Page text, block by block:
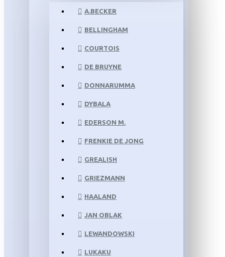
A.BECKER
BELLINGHAM
COURTOIS
DE BRUYNE
DONNARUMMA
DYBALA
EDERSON M.
FRENKIE DE JONG
GREALISH
GRIEZMANN
HAALAND
JAN OBLAK
LEWANDOWSKI
LUKAKU